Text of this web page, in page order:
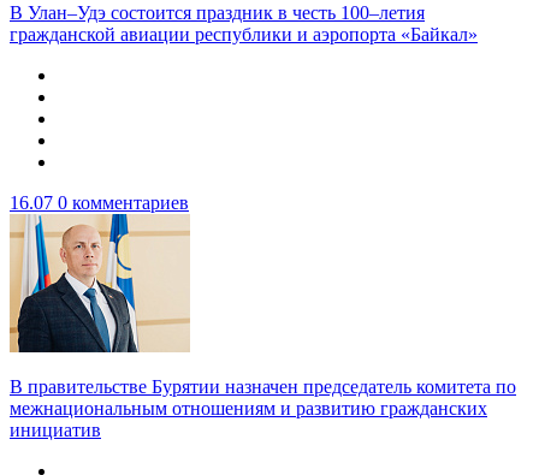
В Улан–Удэ состоится праздник в честь 100–летия
гражданской авиации республики и аэропорта «Байкал»
16.07 0 комментариев
В правительстве Бурятии назначен председатель комитета по
межнациональным отношениям и развитию гражданских
инициатив